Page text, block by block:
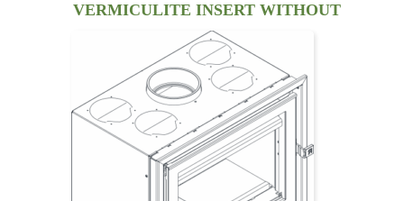
VERMICULITE INSERT WITHOUT
VENTILATION KIT. THREE SIDED